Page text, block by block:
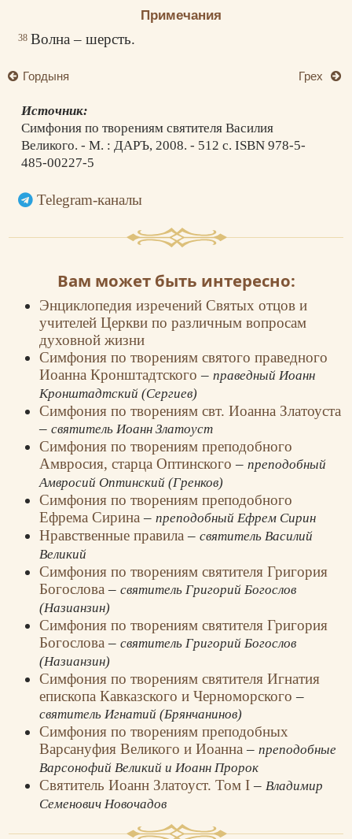
Примечания
38 Волна – шерсть.
Гордыня Грех
Источник:
Симфония по творениям святителя Василия
Великого. - М. : ДАРЪ, 2008. - 512 с. ISBN 978-5-
485-00227-5
Telegram-каналы
Вам может быть интересно:
Энциклопедия изречений Святых отцов и
учителей Церкви по различным вопросам
духовной жизни
Симфония по творениям святого праведного
Иоанна Кронштадтского– праведный Иоанн
Кронштадтский (Сергиев)
Симфония по творениям свт. Иоанна Златоуста
– святитель Иоанн Златоуст
Симфония по творениям преподобного
Амвросия, старца Оптинского– преподобный
Амвросий Оптинский (Гренков)
Симфония по творениям преподобного
Ефрема Сирина– преподобный Ефрем Сирин
Нравственные правила– святитель Василий
Великий
Симфония по творениям святителя Григория
Богослова– святитель Григорий Богослов
(Назианзин)
Симфония по творениям святителя Григория
Богослова– святитель Григорий Богослов
(Назианзин)
Симфония по творениям святителя Игнатия
епископа Кавказского и Черноморского–
святитель Игнатий (Брянчанинов)
Симфония по творениям преподобных
Варсануфия Великого и Иоанна– преподобные
Варсонофий Великий и Иоанн Пророк
Святитель Иоанн Златоуст. Том I– Владимир
Семенович Новочадов